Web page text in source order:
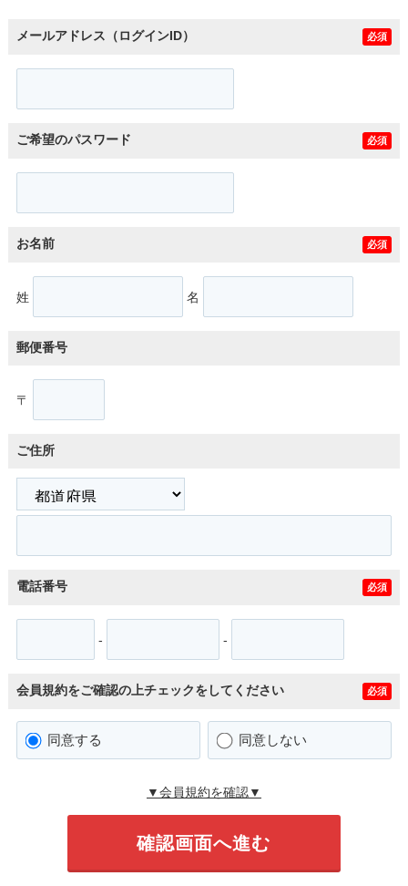
メールアドレス（ログインID） 必須
ご希望のパスワード 必須
お名前 必須
姓 名
郵便番号
〒
ご住所
電話番号 必須
- -
会員規約をご確認の上チェックをしてください 必須
同意する 同意しない
▼会員規約を確認▼